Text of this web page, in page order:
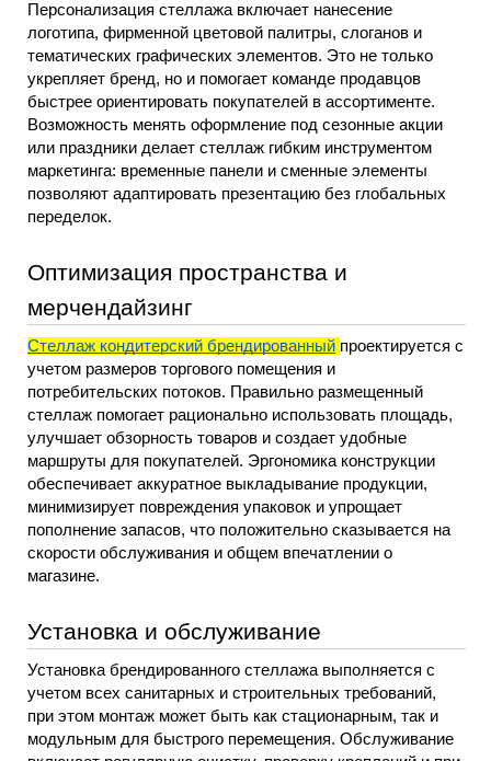
Персонализация стеллажа включает нанесение
логотипа, фирменной цветовой палитры, слоганов и
тематических графических элементов. Это не только
укрепляет бренд, но и помогает команде продавцов
быстрее ориентировать покупателей в ассортименте.
Возможность менять оформление под сезонные акции
или праздники делает стеллаж гибким инструментом
маркетинга: временные панели и сменные элементы
позволяют адаптировать презентацию без глобальных
переделок.
Оптимизация пространства и
мерчендайзинг
Стеллаж кондитерский брендированный проектируется с
учетом размеров торгового помещения и
потребительских потоков. Правильно размещенный
стеллаж помогает рационально использовать площадь,
улучшает обзорность товаров и создает удобные
маршруты для покупателей. Эргономика конструкции
обеспечивает аккуратное выкладывание продукции,
минимизирует повреждения упаковок и упрощает
пополнение запасов, что положительно сказывается на
скорости обслуживания и общем впечатлении о
магазине.
Установка и обслуживание
Установка брендированного стеллажа выполняется с
учетом всех санитарных и строительных требований,
при этом монтаж может быть как стационарным, так и
модульным для быстрого перемещения. Обслуживание